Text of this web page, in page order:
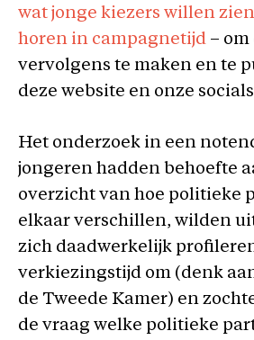
wat jonge kiezers willen
horen in campagnetijd –
vervolgens te maken en te
deze website en onze
Het onderzoek in een
jongeren hadden behoefte
overzicht van hoe politieke
elkaar verschillen, wilden
zich daadwerkelijk
verkiezingstijd om (denk
de Tweede Kamer) en
de vraag welke politieke